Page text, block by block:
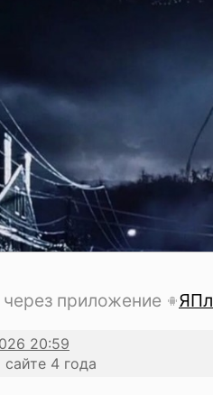
приложение
4 года